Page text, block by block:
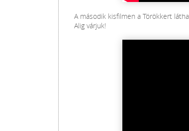
A második kisfilmen a Törökkert
Alig várjuk!